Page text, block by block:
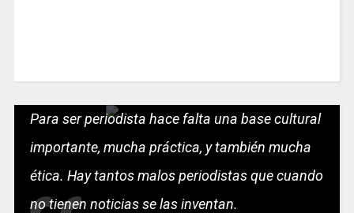
Para ser periodista hace falta una base cultural
importante, mucha práctica, y también mucha
ética. Hay tantos malos periodistas que cuando
no tienen noticias se las inventan.